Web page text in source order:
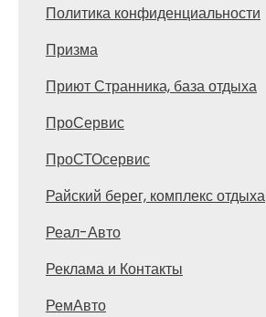
Политика конфиденциальности
Призма
Приют Странника, база отдыха
ПроСервис
ПроСТОсервис
Райский берег, комплекс отдыха
Реал-Авто
Реклама и Контакты
РемАвто